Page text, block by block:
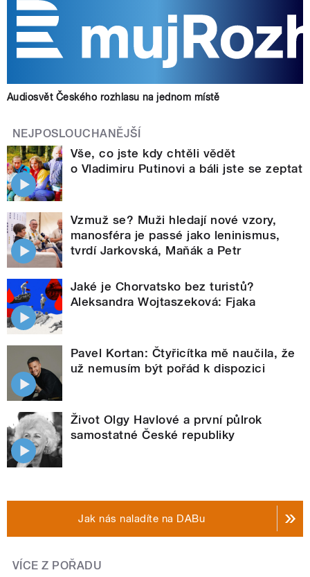
Audiosvět Českého rozhlasu na jednom místě
NEJPOSLOUCHANĚJŠÍ
Vše, co jste kdy chtěli vědět
o Vladimiru Putinovi a báli jste se zeptat
Vzmuž se? Muži hledají nové vzory,
manosféra je passé jako leninismus,
tvrdí Jarkovská, Maňák a Petr
Jaké je Chorvatsko bez turistů?
Aleksandra Wojtaszeková: Fjaka
Pavel Kortan: Čtyřicítka mě naučila, že
už nemusím být pořád k dispozici
Život Olgy Havlové a první půlrok
samostatné České republiky
Jak nás naladíte na DABu
VÍCE Z POŘADU